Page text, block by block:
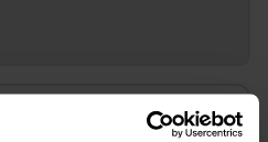
(1 jaar gratis